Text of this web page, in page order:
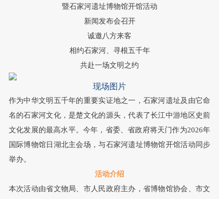
暨石家河遗址博物馆开馆活动
新闻发布会召开
诚邀八方来客
相约石家河、寻根五千年
共赴一场文明之约
现场图片
作为中华文明五千年的重要实证地之一， 石家河遗址及由它命
名的石家河文化，是楚文化的源头，代表了长江中游地区史前
文化发展的最高水平。今年，省委、省政府将天门作为2026年
国际博物馆日湖北主会场，与石家河遗址博物馆开馆活动同步
举办。
活动介绍
本次活动由省文物局、市人民政府主办，省博物馆协会、市文